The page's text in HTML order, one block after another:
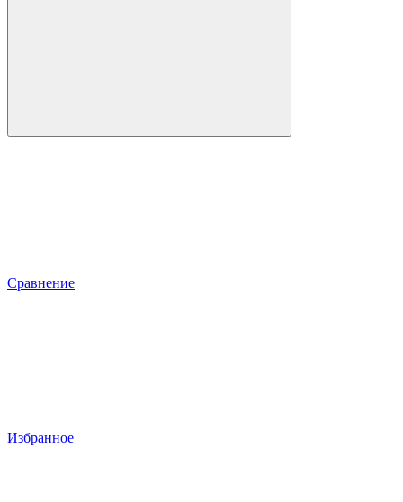
Сравнение
Избранное